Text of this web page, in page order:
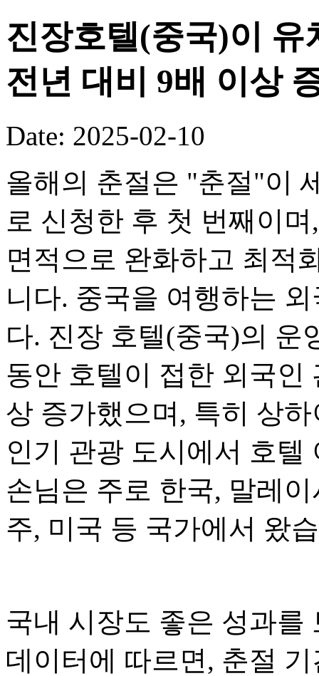
진장호텔(중국)이
전년 대비 9배 이상
Date: 2025-02-10
올해의 춘절은 "춘절"이
로 신청한 후 첫 번째이
면적으로 완화하고 최적
니다. 중국을 여행하는
다. 진장 호텔(중국)의 운
동안 호텔이 접한 외국인
상 증가했으며, 특히 상
인기 관광 도시에서 호
손님은 주로 한국, 말레
주, 미국 등 국가에서 왔
국내 시장도 좋은 성과를
데이터에 따르면, 춘절